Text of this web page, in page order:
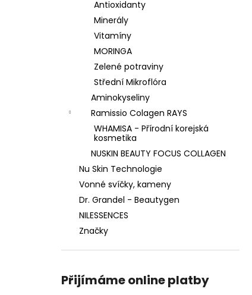
Antioxidanty
Minerály
Vitamíny
MORINGA
Zelené potraviny
Střední Mikroflóra
Aminokyseliny
Ramissio Colagen RAYS
WHAMISA - Přírodní korejská
kosmetika
NUSKIN BEAUTY FOCUS COLLAGEN
Nu Skin Technologie
Vonné svíčky, kameny
Dr. Grandel - Beautygen
NILESSENCES
Značky
Přijímáme online platby